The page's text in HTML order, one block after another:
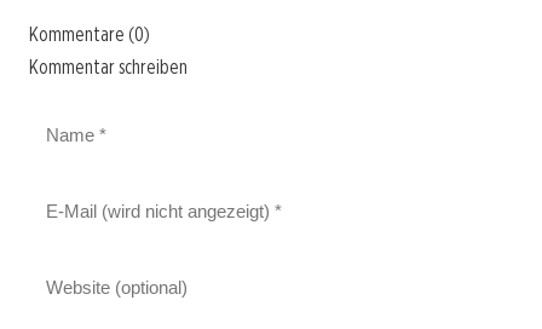
Kommentare (0)
Kommentar schreiben